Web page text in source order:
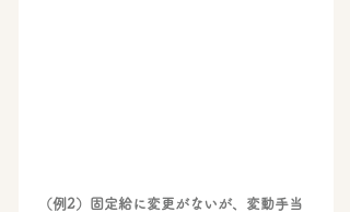
（例2）固定給に変更がないが、変動手当